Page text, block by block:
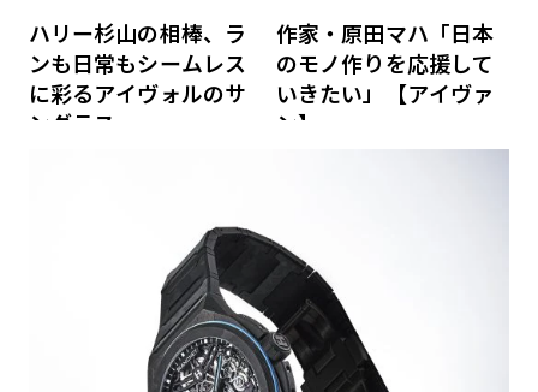
ハリー杉山の相棒、ラ
ンも日常もシームレス
に彩るアイヴォルのサ
ングラス
作家・原田マハ「日本
のモノ作りを応援して
いきたい」【アイヴァ
ン】